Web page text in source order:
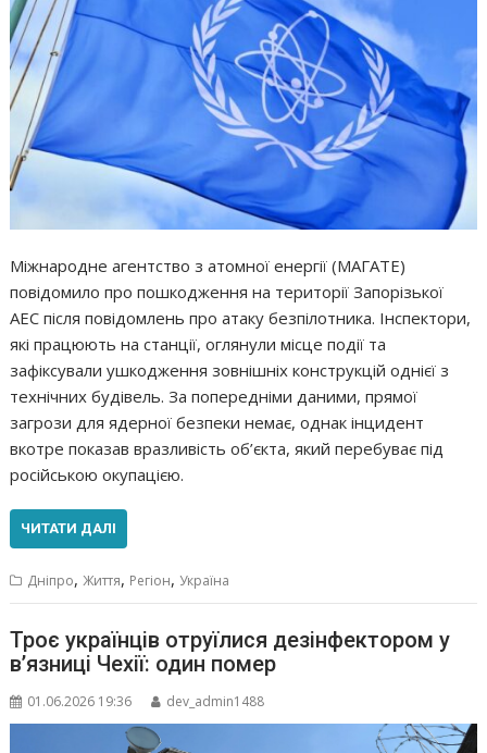
Міжнародне агентство з атомної енергії (МАГАТЕ)
повідомило про пошкодження на території Запорізької
АЕС після повідомлень про атаку безпілотника. Інспектори,
які працюють на станції, оглянули місце події та
зафіксували ушкодження зовнішніх конструкцій однієї з
технічних будівель. За попередніми даними, прямої
загрози для ядерної безпеки немає, однак інцидент
вкотре показав вразливість об’єкта, який перебуває під
російською окупацією.
ЧИТАТИ ДАЛІ
Дніпро, Життя, Регіон,Україна
Троє українців отруїлися дезінфектором у
в’язниці Чехії: один помер
01.06.2026 19:36 dev_admin1488